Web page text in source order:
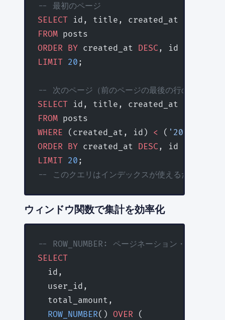
-- 最初のページ
SELECT id, title, created_at
FROM posts
ORDER BY created_at DESC , id
LIMIT 20 ;
-- 次のページ（前のページの最後の行の値を使う
SELECT id, title, created_at
FROM posts
WHERE (created_at, id) < ( '2025-06-
ORDER BY created_at DESC , id
LIMIT 20 ;
-- このクエリはインデックスが使えるため、どの
ウィンドウ関数で集計を効率化
-- ROW_NUMBER: ページネーション・ランキン
SELECT
  id,
  user_id,
  total_amount,
  ROW_NUMBER
() OVER (